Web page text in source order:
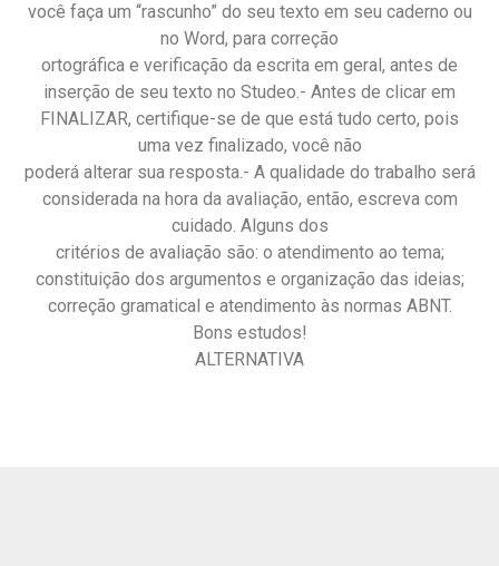
você faça um “rascunho” do seu texto em seu caderno ou
no Word, para correção
ortográfica e verificação da escrita em geral, antes de
inserção de seu texto no Studeo.- Antes de clicar em
FINALIZAR, certifique-se de que está tudo certo, pois
uma vez finalizado, você não
poderá alterar sua resposta.- A qualidade do trabalho será
considerada na hora da avaliação, então, escreva com
cuidado. Alguns dos
critérios de avaliação são: o atendimento ao tema;
constituição dos argumentos e organização das ideias;
correção gramatical e atendimento às normas ABNT.
Bons estudos!
ALTERNATIVA